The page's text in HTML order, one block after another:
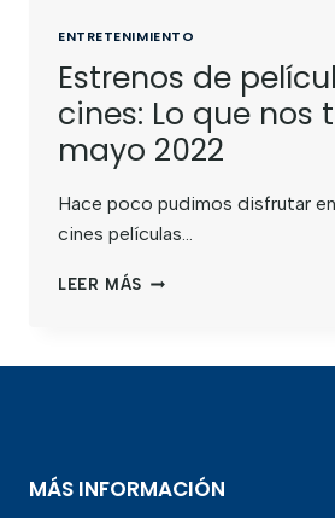
ENTRETENIMIENTO
Estrenos de
cines: Lo que nos
mayo 2022
Hace poco pudimos disfrutar
cines películas…
LEER MÁS
MÁS INFORMACIÓN